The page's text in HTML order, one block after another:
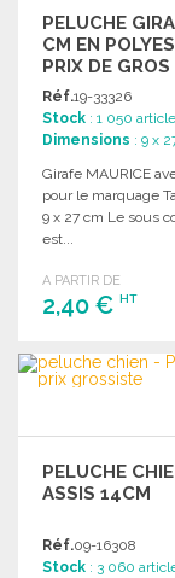
PELUCHE
CM EN
PRIX DE GROS
Réf.19-33326
Stock : 1 050
Dimensions : 9 x
Girafe MAURICE
pour le marquage
9 x 27 cm Le sous
est...
A PARTIR DE
2,40 € HT
PELUCHE
ASSIS 14CM
Réf.09-16308
Stock : 3 060